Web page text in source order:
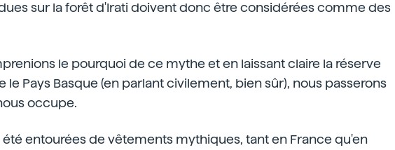
sur la forêt d'Irati doivent donc être considérées comme des
le pourquoi de ce mythe et en laissant claire la réserve
le Pays Basque (en parlant civilement, bien sûr), nous passerons
occupe.
été entourées de vêtements mythiques, tant en France qu'en